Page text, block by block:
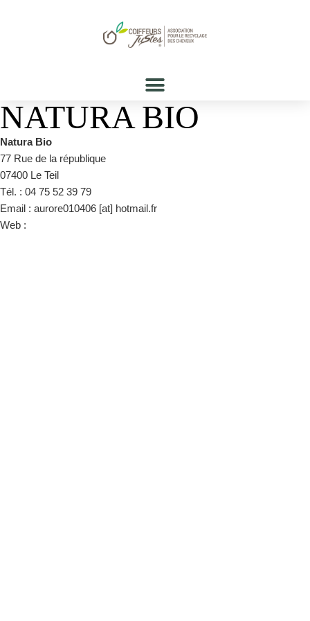
NATURA BIO
Natura Bio
77 Rue de la république
07400 Le Teil
Tél. : 04 75 52 39 79
Email : aurore010406 [at] hotmail.fr
Web :